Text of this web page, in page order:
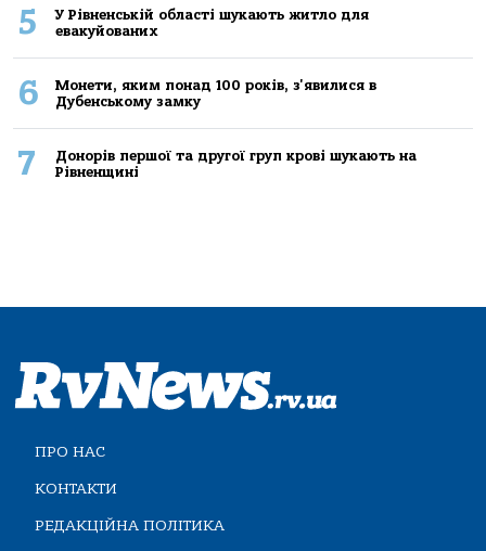
5
У Рівненській області шукають житло для
евакуйованих
6
Монети, яким понад 100 років, з'явилися в
Дубенському замку
7
Донорів першої та другої груп крові шукають на
Рівненщині
ПРО НАС
КОНТАКТИ
РЕДАКЦІЙНА ПОЛІТИКА